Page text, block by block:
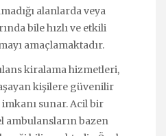
alanlarda veya
bile hızlı ve etkili
amaçlamaktadır.
kiralama hizmetleri,
kişilere güvenilir
sunar. Acil bir
ambulansların bazen